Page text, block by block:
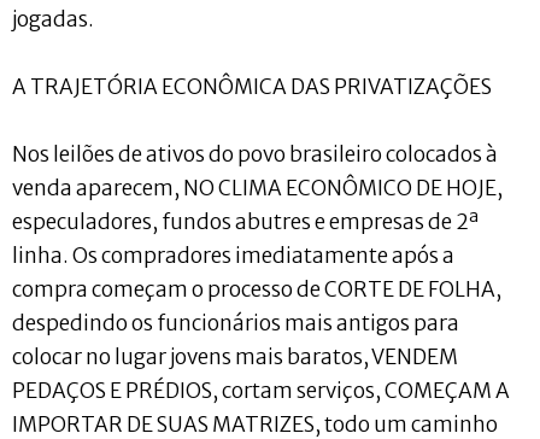
jogadas.
A TRAJETÓRIA ECONÔMICA DAS PRIVATIZAÇÕES
Nos leilões de ativos do povo brasileiro colocados à
venda aparecem, NO CLIMA ECONÔMICO DE HOJE,
especuladores, fundos abutres e empresas de 2ª
linha. Os compradores imediatamente após a
compra começam o processo de CORTE DE FOLHA,
despedindo os funcionários mais antigos para
colocar no lugar jovens mais baratos, VENDEM
PEDAÇOS E PRÉDIOS, cortam serviços, COMEÇAM A
IMPORTAR DE SUAS MATRIZES, todo um caminho